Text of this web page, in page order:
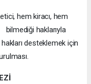
hem kiracı, hem
haklarıyla
desteklemek için